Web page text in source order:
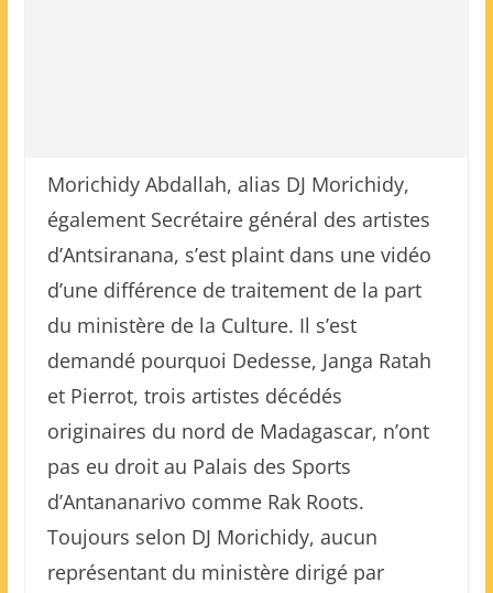
Morichidy Abdallah, alias DJ Morichidy,
également Secrétaire général des artistes
d’Antsiranana, s’est plaint dans une vidéo
d’une différence de traitement de la part
du ministère de la Culture. Il s’est
demandé pourquoi Dedesse, Janga Ratah
et Pierrot, trois artistes décédés
originaires du nord de Madagascar, n’ont
pas eu droit au Palais des Sports
d’Antananarivo comme Rak Roots.
Toujours selon DJ Morichidy, aucun
représentant du ministère dirigé par